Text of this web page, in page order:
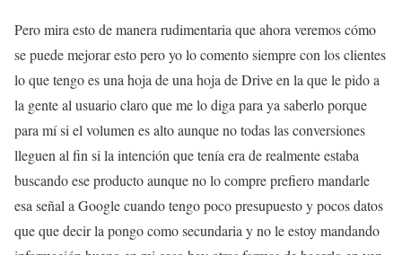
Pero mira esto de manera rudimentaria que ahora veremos cómo
se puede mejorar esto pero yo lo comento siempre con los clientes
lo que tengo es una hoja de una hoja de Drive en la que le pido a
la gente al usuario claro que me lo diga para ya saberlo porque
para mí si el volumen es alto aunque no todas las conversiones
lleguen al fin si la intención que tenía era de realmente estaba
buscando ese producto aunque no lo compre prefiero mandarle
esa señal a Google cuando tengo poco presupuesto y pocos datos
que que decir la pongo como secundaria y no le estoy mandando